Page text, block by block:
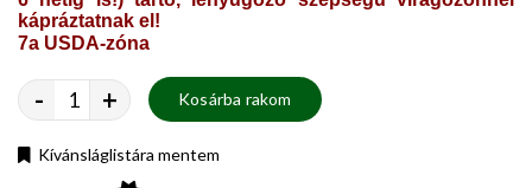
kápráztatnak el!
7a USDA-zóna
- + Kosárba rakom
Kívánsláglistára mentem